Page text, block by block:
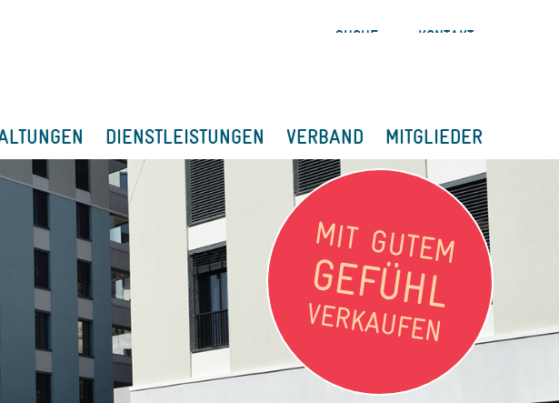
SUCHE KONTAKT
DIENSTLEISTUNGEN VERBAND MITGLIEDER
MIT GUTEM
GEFÜHL
VERKAUFEN